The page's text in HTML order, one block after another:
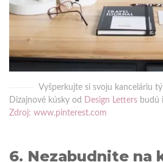
Vyšperkujte si svoju kanceláriu
Dizajnové kúsky od
Design Letters budú
Zdroj: www.pinterest.com
6. Nezabudnite na